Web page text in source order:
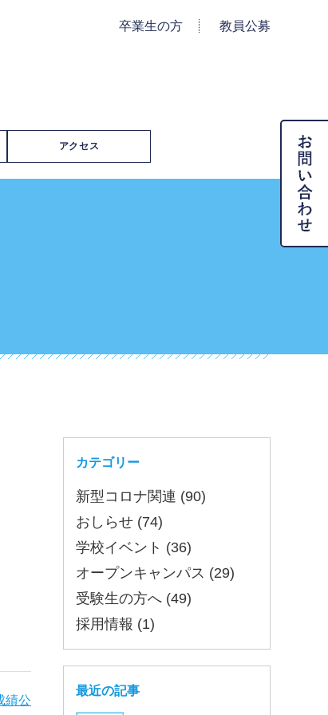
卒業生の方 教員公募
アクセス
績公
カテゴリー
新型コロナ関連 (90)
おしらせ (74)
学校イベント (36)
オープンキャンパス (29)
受験生の方へ (49)
採用情報 (1)
最近の記事